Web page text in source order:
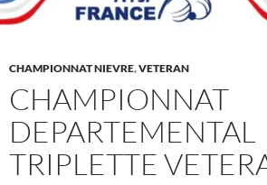
CHAMPIONNAT NIEVRE,VETERAN
CHAMPIONNAT
DEPARTEMENTAL
TRIPLETTE